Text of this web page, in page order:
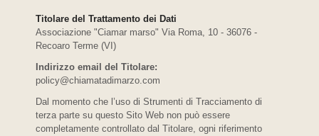
Titolare del Trattamento dei Dati
Associazione "Ciamar marso" Via Roma, 10 - 36076 -
Recoaro Terme (VI)
Indirizzo email del Titolare:
policy@chiamatadimarzo.com
Dal momento che l’uso di Strumenti di Tracciamento di
terza parte su questo Sito Web non può essere
completamente controllato dal Titolare, ogni riferimento